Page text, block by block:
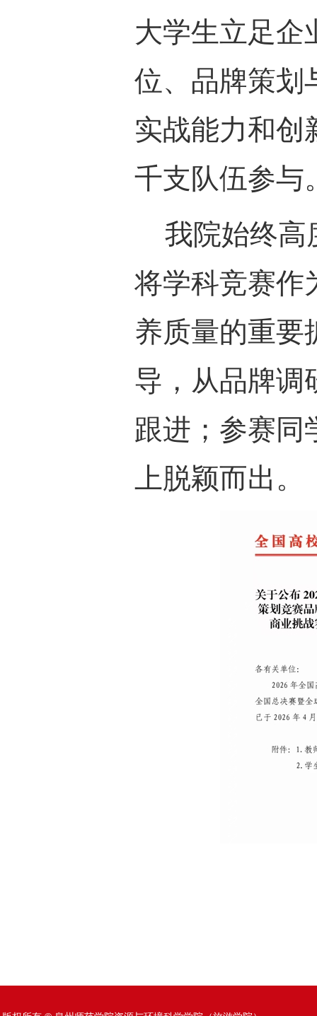
大学生立足企
位、品牌策划
实战能力和创
千支队伍参与
我院始终高
将学科竞赛作
养质量的重要
导，从品牌调
跟进；参赛同
上脱颖而出。